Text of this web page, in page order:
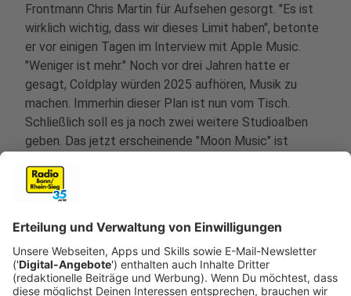
Frontmann Chris Martin für Aufsehen gesorgt. "Es ist
wirklich wichtig, dass wir dieses Limit haben", betonte
er vor einigen Tagen im Interview mit Apple Music.
"Weniger ist mehr." Noch vor drei Jahren hatte er
gesagt, Coldplay würden 2025 aufhören, Musik zu
machen. Immerhin dieser Plan ist nun vom Tisch.
Schließlich soll es ja noch zwei weitere Studioalben
geben. Das jetzt erscheinende "Moon Music" ist
Anzeige
So klingt "Moon Music"
Anzeige